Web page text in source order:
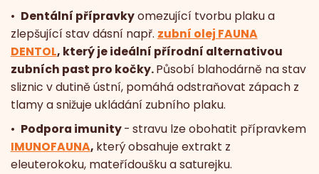
• Dentální přípravkyomezující tvorbu plaku a
zlepšující stav dásní např. zubní olej FAUNA
DENTOL, který je ideální přírodní alternativou
zubních past pro kočky.Působí blahodárně na stav
sliznic v dutině ústní, pomáhá odstraňovat zápach z
tlamy a snižuje ukládání zubního plaku.
• Podpora imunity- stravu lze obohatit přípravkem
IMUNOFAUNA, který obsahuje extrakt z
eleuterokoku, mateřídoušku a saturejku.